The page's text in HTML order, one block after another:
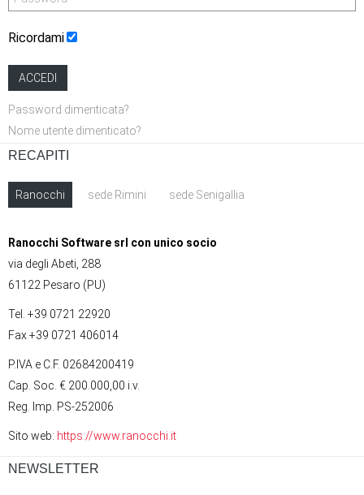
Ricordami
ACCEDI
Password dimenticata?
Nome utente dimenticato?
RECAPITI
Ranocchi sede Rimini sede Senigallia
Ranocchi Software srl con unico socio
via degli Abeti, 288
61122 Pesaro (PU)
Tel. +39 0721 22920
Fax +39 0721 406014
P.IVA e C.F. 02684200419
Cap. Soc. € 200.000,00 i.v.
Reg. Imp. PS-252006
Sito web: https://www.ranocchi.it
NEWSLETTER